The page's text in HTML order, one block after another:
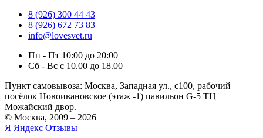
8 (926) 300 44 43
8 (926) 672 73 83
info@lovesvet.ru
Пн - Пт 10:00 до 20:00
Сб - Вс с 10.00 до 18.00
Пункт самовывоза: Москва, Западная ул., с100, рабочий
посёлок Новоивановское (этаж -1) павильон G-5 ТЦ
Можайский двор.
© Москва, 2009 – 2026
Я Яндекс Отзывы